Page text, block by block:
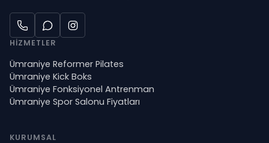
HİZMETLER
Ümraniye Reformer Pilates
Ümraniye Kick Boks
Ümraniye Fonksiyonel Antrenman
Ümraniye Spor Salonu Fiyatları
KURUMSAL